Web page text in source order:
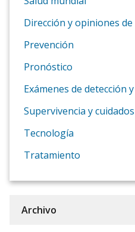
Dirección y opiniones
Prevención
Pronóstico
Exámenes de detección
Supervivencia y
Tecnología
Tratamiento
Archivo